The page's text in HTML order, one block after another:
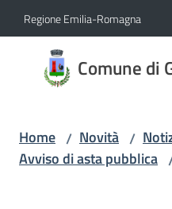
Vai al contenuto
Vai alla navigazione
Vai al footer
Regione Emilia-Romagna
Comune di
Comune
di
Amministrazione
Home / Novità /
Avviso di asta pubblica